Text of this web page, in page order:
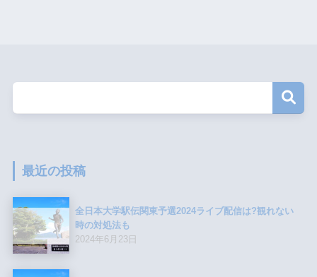
最近の投稿
全日本大学駅伝関東予選2024ライブ配信は?観れない
時の対処法も
2024年6月23日